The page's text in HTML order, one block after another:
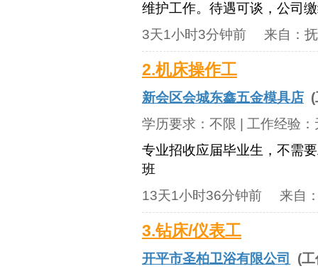
维护工作。待遇可谈，公司
3天1小时3分钟前 来自：
2.机床操作工
新会区会城东鑫五金模具店
学历要求： 不限 | 工作经验：
专业招收应届毕业生，不需
班
13天1小时36分钟前 来自
3.钻床/仪表工
开平市圣柏卫浴有限公司
(